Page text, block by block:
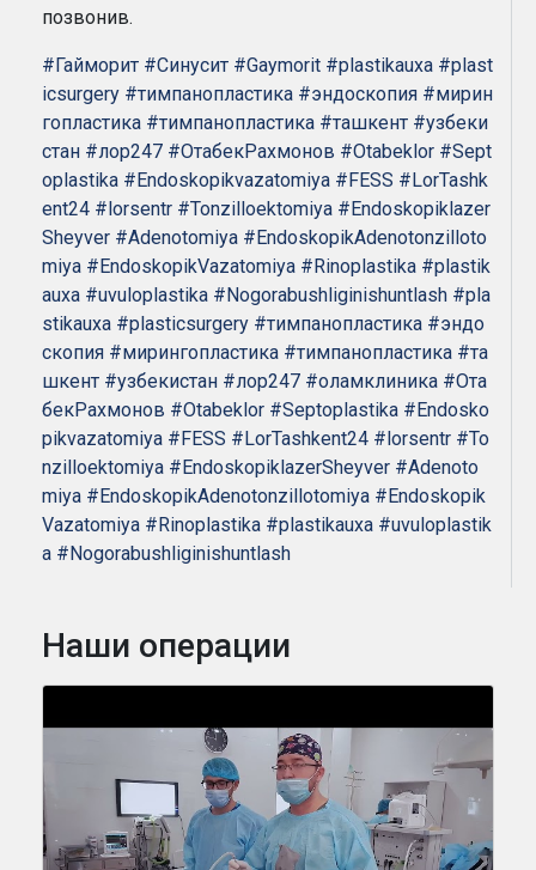
позвонив.
#Гайморит #Синусит #Gaymorit #plastikauxa #plast
icsurgery #тимпанопластика #эндоскопия #мирин
гопластика #тимпанопластика #ташкент #узбеки
стан #лор247 #ОтабекРахмонов #Otabeklor #Sept
oplastika #Endoskopikvazatomiya #FESS #LorTashk
ent24 #lorsentr #Tonzilloektomiya #Endoskopiklazer
Sheyver #Adenotomiya #EndoskopikAdenotonzilloto
miya #EndoskopikVazatomiya #Rinoplastika #plastik
auxa #uvuloplastika #Nogorabushliginishuntlash #pla
stikauxa #plasticsurgery #тимпанопластика #эндо
скопия #мирингопластика #тимпанопластика #та
шкент #узбекистан #лор247 #оламклиника #Ота
бекРахмонов #Otabeklor #Septoplastika #Endosko
pikvazatomiya #FESS #LorTashkent24 #lorsentr #To
nzilloektomiya #EndoskopiklazerSheyver #Adenoto
miya #EndoskopikAdenotonzillotomiya #Endoskopik
Vazatomiya #Rinoplastika #plastikauxa #uvuloplastik
a #Nogorabushliginishuntlash
Наши операции